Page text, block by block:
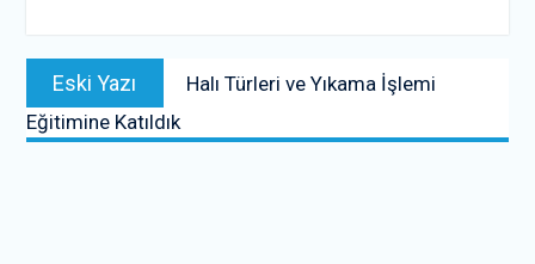
Yazı
gezinmesi
Eski Yazı
post:
Halı Türleri ve Yıkama İşlemi
Eğitimine Katıldık